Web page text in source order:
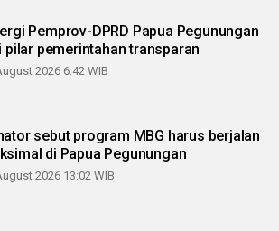
Pemprov-DPRD Papua Pegunungan
pilar pemerintahan transparan
2026 6:42 WIB
sebut program MBG harus berjalan
di Papua Pegunungan
2026 13:02 WIB